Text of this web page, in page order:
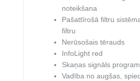
noteikšana
Pašattīrošā filtru
filtru
Nerūsošais tērauds
InfoLight red
Skaņas signāls
Vadība no augšas,